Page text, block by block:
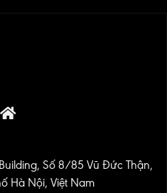
Số 8/85 Vũ Đức Thận,
Hà Nội, Việt Nam